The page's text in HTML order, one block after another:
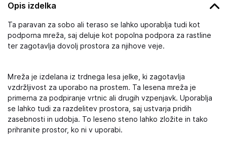
Opis izdelka
Ta paravan za sobo ali teraso se lahko uporablja tudi kot
podporna mreža, saj deluje kot popolna podpora za rastline
ter zagotavlja dovolj prostora za njihove veje.
Mreža je izdelana iz trdnega lesa jelke, ki zagotavlja
vzdržljivost za uporabo na prostem. Ta lesena mreža je
primerna za podpiranje vrtnic ali drugih vzpenjavk. Uporablja
se lahko tudi za razdelitev prostora, saj ustvarja pridih
zasebnosti in udobja. To leseno steno lahko zložite in tako
prihranite prostor, ko ni v uporabi.